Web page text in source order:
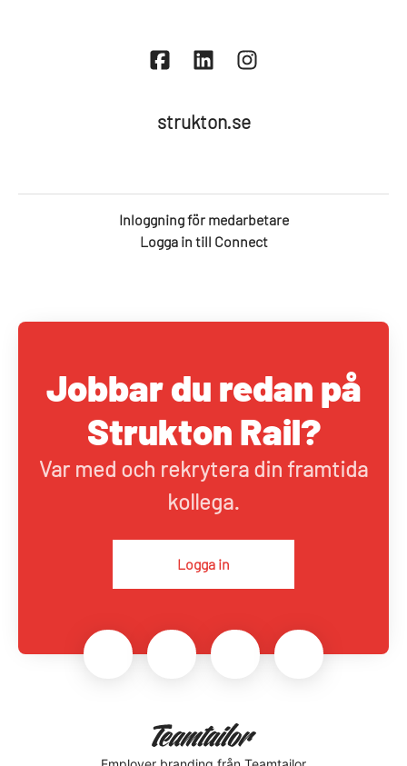
strukton.se
Inloggning för medarbetare
Logga in till Connect
Jobbar du redan på
Strukton Rail?
Var med och rekrytera din framtida
kollega.
Logga in